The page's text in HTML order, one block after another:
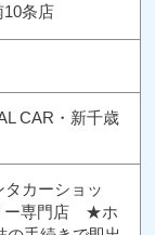
条店
CAR・新千歳
カーショッ
ー専門店 ★ホ